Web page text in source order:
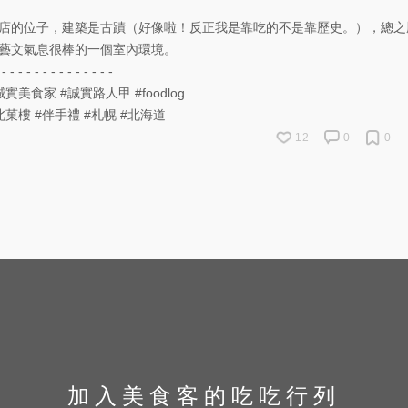
的位子，建築是古蹟（好像啦！反正我是靠吃的不是靠歷史。），總
文氣息很棒的一個室內環境。
- - - - - - - - - - - - -
實美食家 #誠實路人甲 #foodlog
菓樓 #伴手禮 #札幌 #北海道
12 0 0
加入美食客的吃吃行列